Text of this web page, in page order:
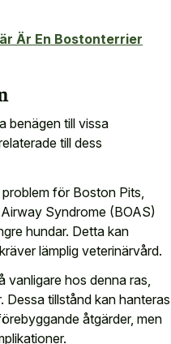
Är En Bostonterrier
benägen till vissa
till dess
för Boston Pits,
Syndrome (BOAS)
hundar. Detta kan
lämplig veterinärvård.
vanligare hos denna ras,
Dessa tillstånd kan hanteras
åtgärder, men